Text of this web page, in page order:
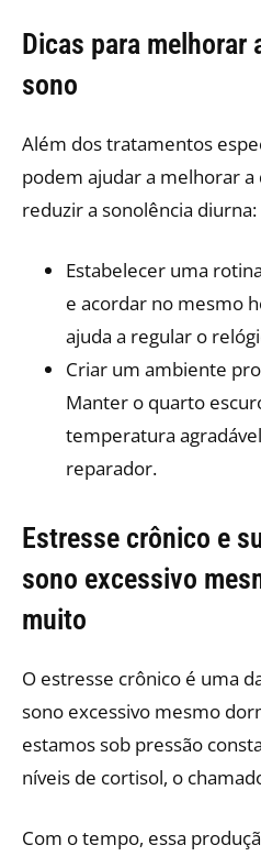
Dicas para melhorar
sono
Além dos tratamentos
podem ajudar a melhorar a
reduzir a sonolência diurna:
Estabelecer uma
e acordar no mesmo
ajuda a regular o
Criar um ambiente
Manter o quarto
temperatura
reparador.
Estresse crônico e
sono excessivo
muito
O estresse crônico é uma
sono excessivo mesmo
estamos sob pressão
níveis de cortisol, o
Com o tempo, essa